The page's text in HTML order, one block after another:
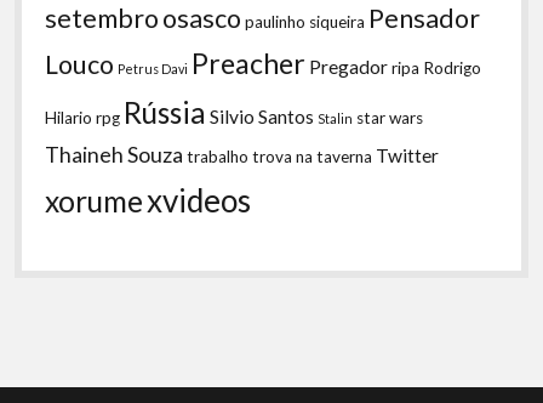
setembroosasco paulinho siqueira Pensador
Louco Petrus Davi Preacher Pregadorripa Rodrigo
Hilario rpg Rússia Silvio Santos Stalin star wars
Thaineh Souza trabalho trova na taverna Twitter
xorumexvideos